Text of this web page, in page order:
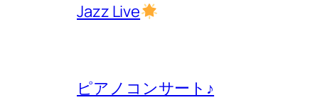
Jazz Live
ピアノコンサート♪